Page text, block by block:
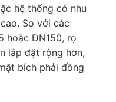
hệ thống có nhu
So với các
hoặc DN150, rọ
lắp đặt rộng hơn,
bích phải đồng